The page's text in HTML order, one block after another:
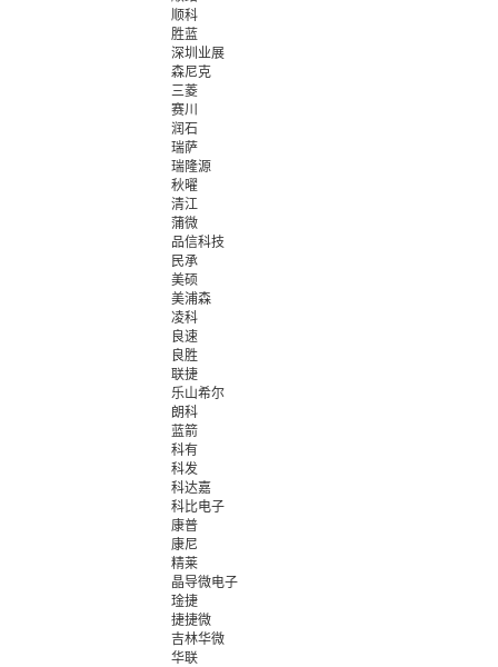
顺科
胜蓝
深圳业展
森尼克
三菱
赛川
润石
瑞萨
瑞隆源
秋曜
清江
蒲微
品信科技
民承
美硕
美浦森
凌科
良速
良胜
联捷
乐山希尔
朗科
蓝箭
科有
科发
科达嘉
科比电子
康普
康尼
精莱
晶导微电子
琻捷
捷捷微
吉林华微
华联